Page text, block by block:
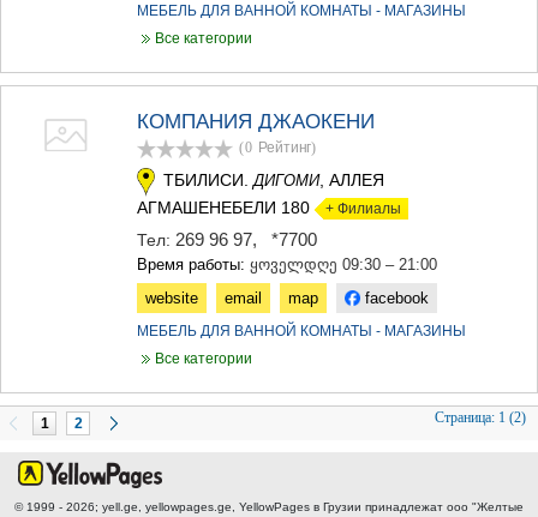
МЕБЕЛЬ ДЛЯ ВАННОЙ КОМНАТЫ - МАГАЗИНЫ
Все категории
КОМПАНИЯ ДЖАОКЕНИ
(0 Рейтинг)
ТБИЛИСИ. ДИГОМИ, АЛЛЕЯ
АГМАШЕНЕБЕЛИ 180 + Филиалы
Тел: 269 96 97, *7700
Время работы: ყოველდღე 09:30 – 21:00
website
email map facebook
МЕБЕЛЬ ДЛЯ ВАННОЙ КОМНАТЫ - МАГАЗИНЫ
Все категории
1 2 Страница: 1 (2)
© 1999 - 2026; yell.ge, yellowpages.ge, YellowPages в Грузии принадлежат ооо "Желтые